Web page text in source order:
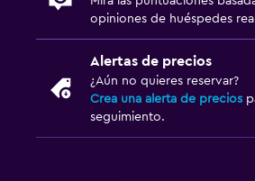
opiniones de huéspedes
Alertas de precios
¿Aún no quieres reservar?
Crea una alerta de precios
seguimiento.